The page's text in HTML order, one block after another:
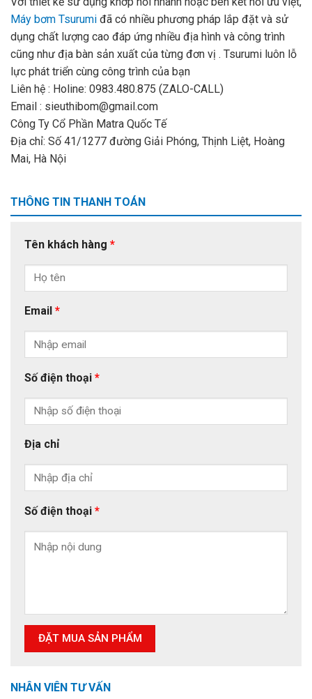
Máy bơm Tsurumi đã có nhiều phương pháp lắp đặt và sử
dụng chất lượng cao đáp ứng nhiều địa hình và công trình
cũng như địa bàn sản xuất của từng đơn vị . Tsurumi luôn lỗ
lực phát triển cùng công trình của bạn
Liên hệ : Holine: 0983.480.875 (ZALO-CALL)
Email : sieuthibom@gmail.com
Công Ty Cổ Phần Matra Quốc Tế
Địa chỉ: Số 41/1277 đường Giải Phóng, Thịnh Liệt, Hoàng
Mai, Hà Nội
THÔNG TIN THANH TOÁN
Tên khách hàng *
Email *
Số điện thoại *
Địa chỉ
Số điện thoại *
NHÂN VIÊN TƯ VẤN